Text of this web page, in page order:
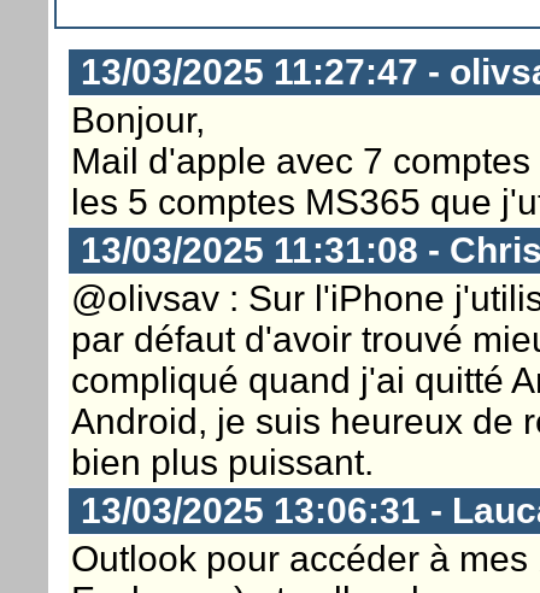
13/03/2025 11:27:47 -
Bonjour,
Mail d'apple avec 7
les 5 comptes MS365 que
13/03/2025 11:31:08 -
@olivsav : Sur l'iPhone
par défaut d'avoir trouvé
compliqué quand j'ai quitté
Android, je suis heureux de
bien plus puissant.
13/03/2025 13:06:31 -
Outlook pour accéder à